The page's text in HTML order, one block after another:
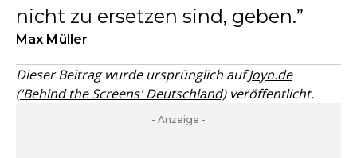
nicht zu ersetzen sind, geben.
Max Müller
Dieser Beitrag wurde ursprünglich aufJoyn.de
('Behind the Screens' Deutschland)veröffentlicht.
- Anzeige -